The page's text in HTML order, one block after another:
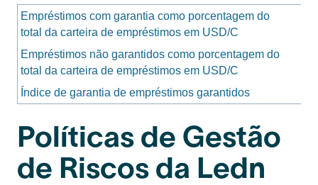
Empréstimos com garantia como porcentagem do
total da carteira de empréstimos em USD/C
Empréstimos não garantidos como porcentagem do
total da carteira de empréstimos em USD/C
Índice de garantia de empréstimos garantidos
Políticas de Gestão
de Riscos da Ledn